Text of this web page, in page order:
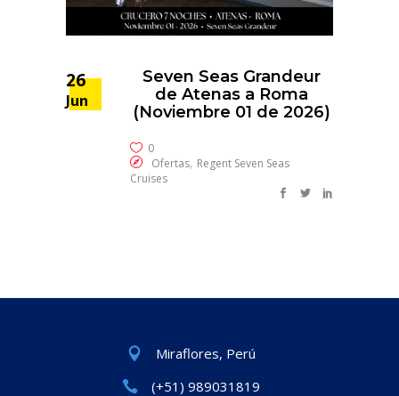
26
Jun
Seven Seas Grandeur
de Atenas a Roma
(Noviembre 01 de 2026)
0
Ofertas, Regent Seven Seas
Cruises
Miraflores, Perú
(+51) 989031819